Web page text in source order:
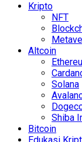
Kripto
NFT
Altcoin
Solana
Shiba
Bitcoin